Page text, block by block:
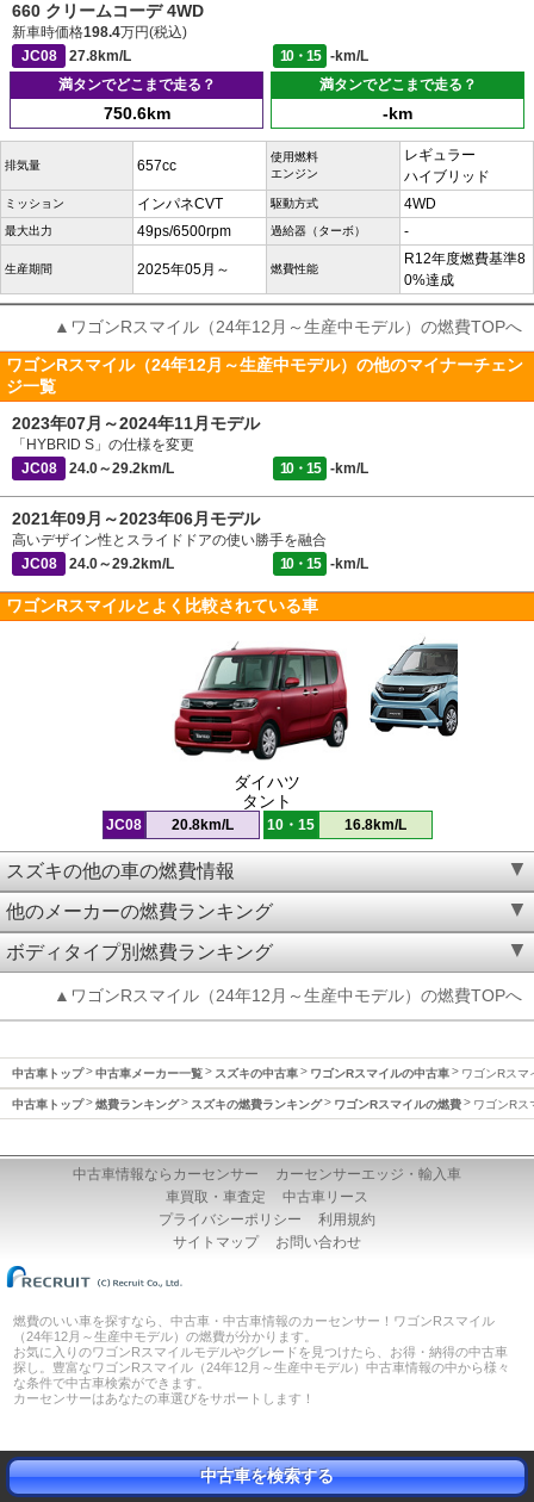
660 クリームコーデ 4WD
新車時価格198.4万円(税込)
JC08
27.8km/L 10・15
-km/L
満タンでどこまで走る？
750.6km
満タンでどこまで走る？
-km
排気量 657cc
使用燃料
エンジン
レギュラー
ハイブリッド
ミッション インパネCVT 駆動方式 4WD
最大出力 49ps/6500rpm 過給器（ターボ） -
生産期間 2025年05月～ 燃費性能
R12年度燃費基準8
0%達成
▲ワゴンRスマイル（24年12月～生産中モデル）の燃費TOPへ
ワゴンRスマイル（24年12月～生産中モデル）の他のマイナーチェン
ジ一覧
2023年07月～2024年11月モデル
「HYBRID S」の仕様を変更
JC08
24.0～29.2km/L 10・15 -km/L
2021年09月～2023年06月モデル
高いデザイン性とスライドドアの使い勝手を融合
JC08
24.0～29.2km/L 10・15 -km/L
ワゴンRスマイルとよく比較されている車
ダイハツ
タント
JC08 20.8km/L 10・15 16.8km/L
スズキの他の車の燃費情報
他のメーカーの燃費ランキング
ボディタイプ別燃費ランキング
▲ワゴンRスマイル（24年12月～生産中モデル）の燃費TOPへ
中古車トップ 中古車メーカー一覧 スズキの中古車 ワゴンRスマイルの中古車 ワゴンRスマ
中古車トップ 燃費ランキング スズキの燃費ランキング ワゴンRスマイルの燃費 ワゴンRス
中古車情報ならカーセンサー
カーセンサーエッジ・輸入車
車買取・車査定
中古車リース
プライバシーポリシー
利用規約
サイトマップ
お問い合わせ
燃費のいい車を探すなら、中古車・中古車情報のカーセンサー！ワゴンRスマイル
（24年12月～生産中モデル）の燃費が分かります。
お気に入りのワゴンRスマイルモデルやグレードを見つけたら、お得・納得の中古車
探し。豊富なワゴンRスマイル（24年12月～生産中モデル）中古車情報の中から様々
な条件で中古車検索ができます。
カーセンサーはあなたの車選びをサポートします！
中古車を検索する